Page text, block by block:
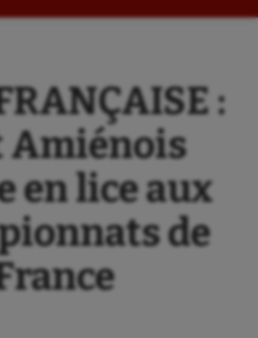
:
Amiénois
en lice aux
de